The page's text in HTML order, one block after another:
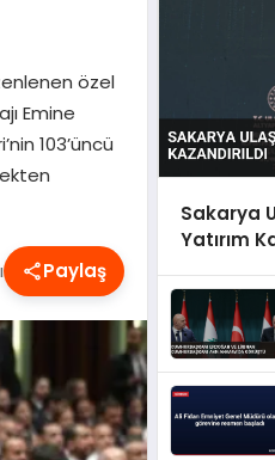
özel
Emine
103’üncü
Paylaş
Sakarya
Yatırım